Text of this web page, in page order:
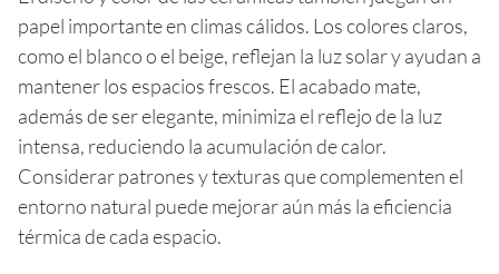
papel importante en climas cálidos. Los colores claros,
como el blanco o el beige, reflejan la luz solar y ayudan a
mantener los espacios frescos. El acabado mate,
además de ser elegante, minimiza el reflejo de la luz
intensa, reduciendo la acumulación de calor.
Considerar patrones y texturas que complementen el
entorno natural puede mejorar aún más la eficiencia
térmica de cada espacio.